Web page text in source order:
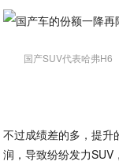
国产SUV代表哈弗H6
不过成绩差的多，提升
润，导致纷纷发力SUV